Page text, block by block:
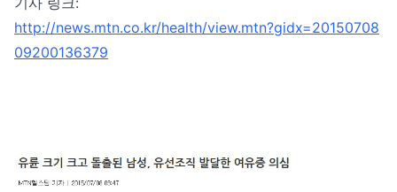
http://news.mtn.co.kr/health/view.mtn?gidx=20150708
09200136379